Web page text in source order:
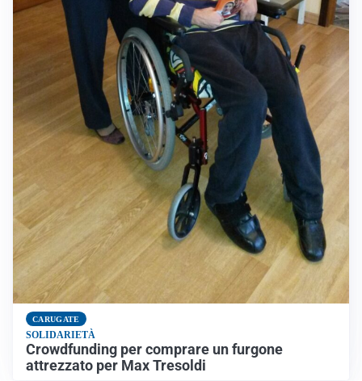
CARUGATE
SOLIDARIETÀ
Crowdfunding per comprare un furgone
attrezzato per Max Tresoldi